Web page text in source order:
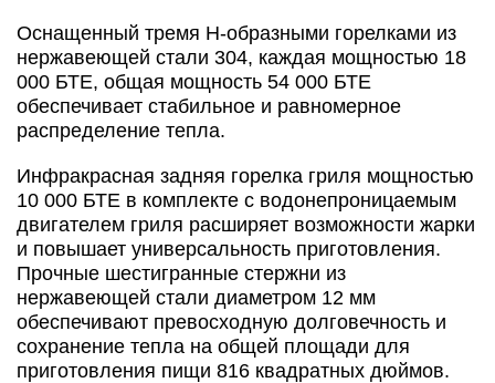
Оснащенный тремя H-образными горелками из
нержавеющей стали 304, каждая мощностью 18
000 БТЕ, общая мощность 54 000 БТЕ
обеспечивает стабильное и равномерное
распределение тепла.
Инфракрасная задняя горелка гриля мощностью
10 000 БТЕ в комплекте с водонепроницаемым
двигателем гриля расширяет возможности жарки
и повышает универсальность приготовления.
Прочные шестигранные стержни из
нержавеющей стали диаметром 12 мм
обеспечивают превосходную долговечность и
сохранение тепла на общей площади для
приготовления пищи 816 квадратных дюймов.